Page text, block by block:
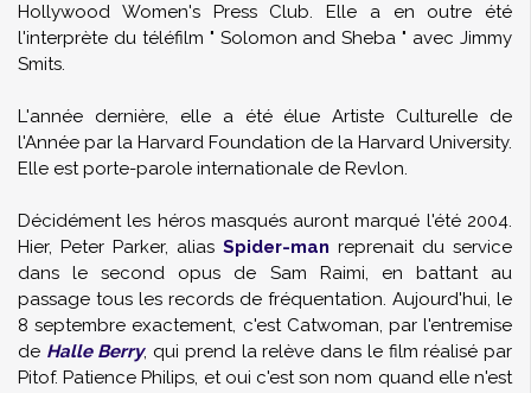
Hollywood Women's Press Club. Elle a en outre été
l'interprète du téléfilm " Solomon and Sheba " avec Jimmy
Smits.
L'année dernière, elle a été élue Artiste Culturelle de
l'Année par la Harvard Foundation de la Harvard University.
Elle est porte-parole internationale de Revlon.
Décidément les héros masqués auront marqué l'été 2004.
Hier, Peter Parker, alias Spider-man reprenait du service
dans le second opus de Sam Raimi, en battant au
passage tous les records de fréquentation. Aujourd'hui, le
8 septembre exactement, c'est Catwoman, par l'entremise
de Halle Berry, qui prend la relève dans le film réalisé par
Pitof. Patience Philips, et oui c'est son nom quand elle n'est